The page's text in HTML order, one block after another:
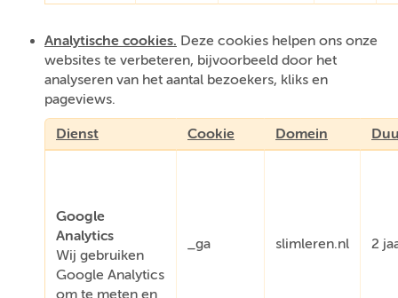
Analytische cookies. Deze cookies helpen ons onze
websites te verbeteren, bijvoorbeeld door het
analyseren van het aantal bezoekers, kliks en
pageviews.
Dienst Cookie Domein
Google
Analytics
Wij gebruiken
Google Analytics
om te meten en
_ga slimleren.nl 2